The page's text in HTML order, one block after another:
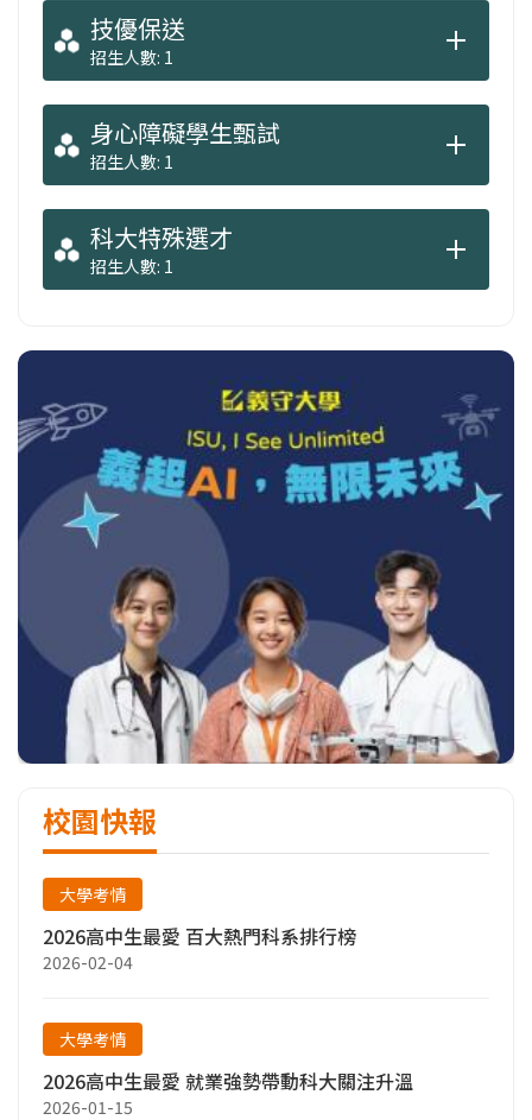
技優保送
招生人數: 1
身心障礙學生甄試
招生人數: 1
科大特殊選才
招生人數: 1
校園快報
大學考情
2026高中生最愛 百大熱門科系排行榜
2026-02-04
大學考情
2026高中生最愛 就業強勢帶動科大關注升溫
2026-01-15